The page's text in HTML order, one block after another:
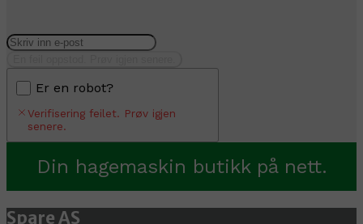
Er en robot?
Verifisering feilet. Prøv igjen
senere.
Din hagemaskin butikk på nett.
Spare AS